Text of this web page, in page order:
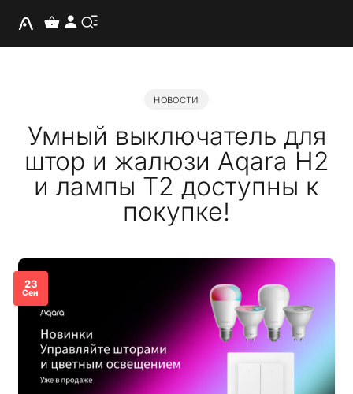
НОВОСТИ
Умный выключатель для
штор и жалюзи Aqara H2
и лампы Т2 доступны к
покупке!
23
Сен